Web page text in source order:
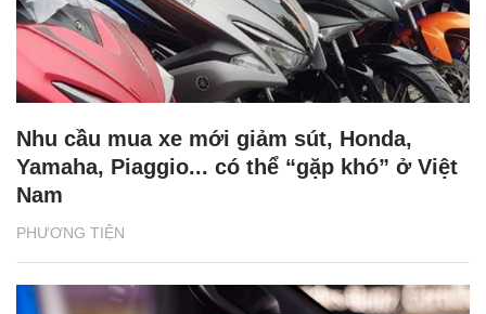
PHƯƠNG TIỆN
Nhu cầu mua xe mới giảm sút, Honda,
Yamaha, Piaggio... có thể “gặp khó” ở Việt
Nam